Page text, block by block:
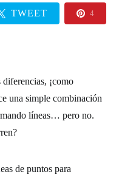
TWEET 4
diferencias, ¡como
una simple combinación
líneas… pero no.
de puntos para